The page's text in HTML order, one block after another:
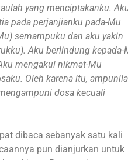
yang menciptakanku.
pada perjanjianku pada-Mu
semampuku dan aku yakin
Aku berlindung kepada-
mengakui nikmat-Mu
Oleh karena itu,
dosa kecuali
dibaca sebanyak satu kali
pun dianjurkan untuk